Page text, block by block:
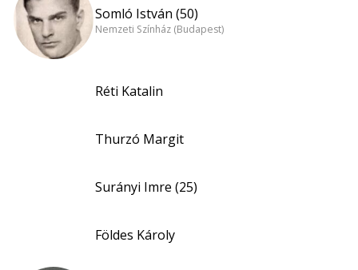
Somló István (50)
Nemzeti Színház (Budapest)
Réti Katalin
Thurzó Margit
Surányi Imre (25)
Földes Károly